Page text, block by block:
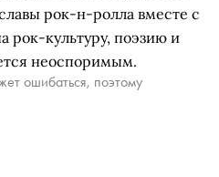
рок-н-ролла вместе с
рок-культуру, поэзию и
неоспоримым.
ошибаться, поэтому